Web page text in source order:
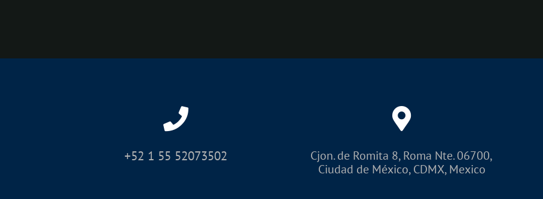
Llenadora semiautomática
Llenado de desbordamiento de
automático
Llenado de servo PD de clase
Máquinas taponadoras de clase EXP
+52 1 55 52073502
Cjon. de Romita 8, Roma Nte. 06700,
Ciudad de México, CDMX, Mexico